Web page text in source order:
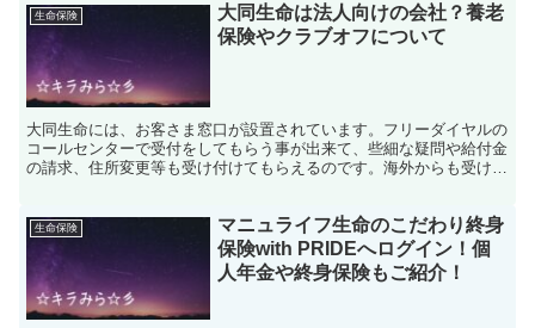
生命保険
大同生命は法人向けの会社？養老
保険やクラブオフについて
大同生命には、お客さま窓口が設置されています。フリーダイヤルの
コールセンターで受付をしてもらう事が出来て、些細な疑問や給付金
の請求、住所変更等も受け付けてもらえるのです。海外からも受け付
生命保険
マニュライフ生命のこだわり終身
保険with PRIDEへログイン！個
人年金や終身保険もご紹介！